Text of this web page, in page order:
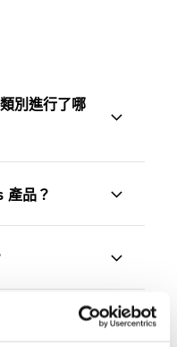
別進行了哪
專為通勤、旅行或
負載的騎乘者設計，
能應對崎嶇道路、
自行車、城市移動與
產品？
先，透過使用 DT
援」中找到您的產
料或製造缺陷。這些
的法定保固期。